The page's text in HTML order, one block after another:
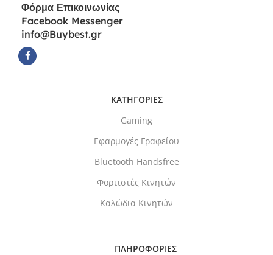
Φόρμα Επικοινωνίας
Facebook Messenger
info@Buybest.gr
ΚΑΤΗΓΟΡΙΕΣ
Gaming
Εφαρμογές Γραφείου
Bluetooth Handsfree
Φορτιστές Κινητών
Καλώδια Κινητών
ΠΛΗΡΟΦΟΡΙΕΣ